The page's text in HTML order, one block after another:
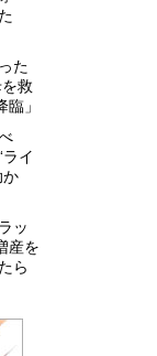
た
救
」
イ
か
ッ
産を
ら